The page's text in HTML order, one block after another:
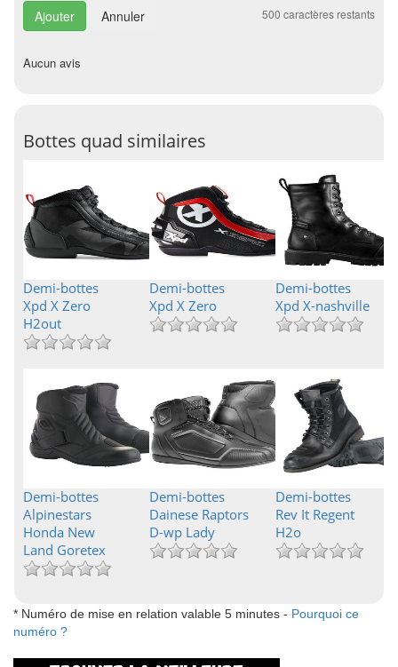
Annuler 500 caractères restants
Aucun avis
Bottes quad similaires
Demi-bottes
Xpd X Zero
H2out
Demi-bottes
Xpd X Zero
Demi-bottes
Xpd X-nashville
Demi-bottes
Alpinestars
Honda New
Land Goretex
Demi-bottes
Dainese Raptors
D-wp Lady
Demi-bottes
Rev It Regent
H2o
* Numéro de mise en relation valable 5 minutes - Pourquoi ce
numéro ?